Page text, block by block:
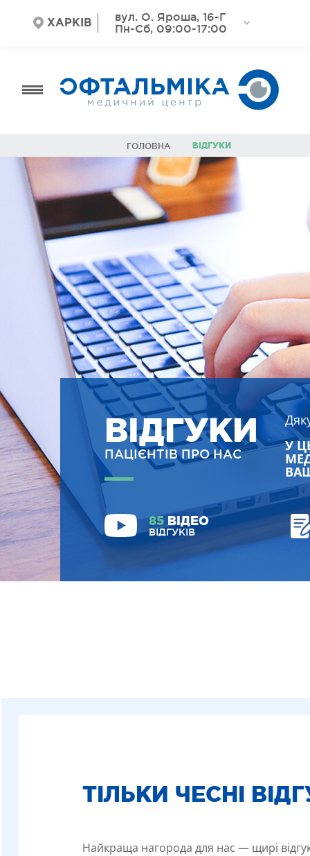
ХАРКІВ
вул. О. Яроша, 16-Г
Пн-Сб, 09:00-17:00
ГОЛОВНА ВІДГУКИ
ВІДГУКИ
ПАЦІЄНТІВ ПРО НАС
У
85 ВІДЕО
ВІДГУКІВ
ТІЛЬКИ ЧЕСНІ
Найкраща нагорода для нас — щирі